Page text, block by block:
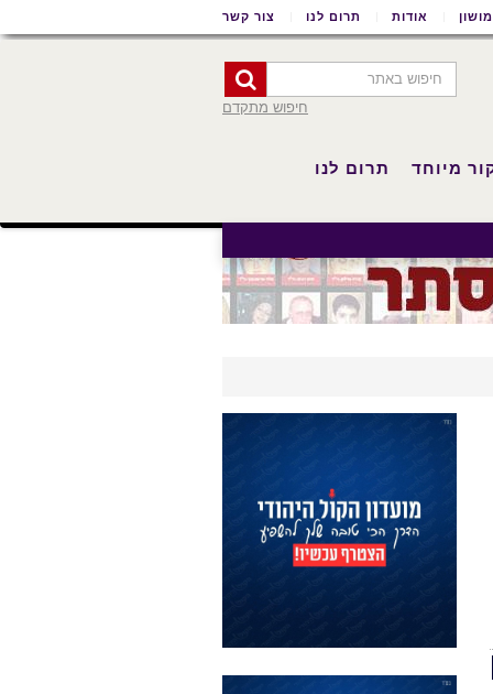
אודות תרום לנו צור קשר
חיפוש מתקדם
מיוחד תרום לנו